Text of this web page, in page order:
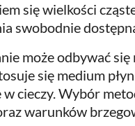
się wielkości
swobodnie
może odbywać
się medium
w cieczy. Wybór
warunków